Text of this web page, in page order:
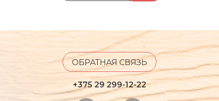
ОБРАТНАЯ СВЯЗЬ
+375 29 299-12-22